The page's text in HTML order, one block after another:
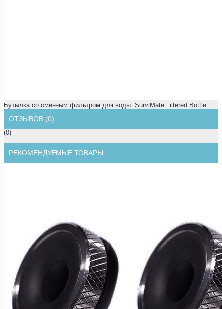
Бутылка со сменным фильтром для воды. SurviMate Filtered Bottle
ОТЗЫВОВ (0)
(0)
РЕКОМЕНДУЕМЫЕ ТОВАРЫ